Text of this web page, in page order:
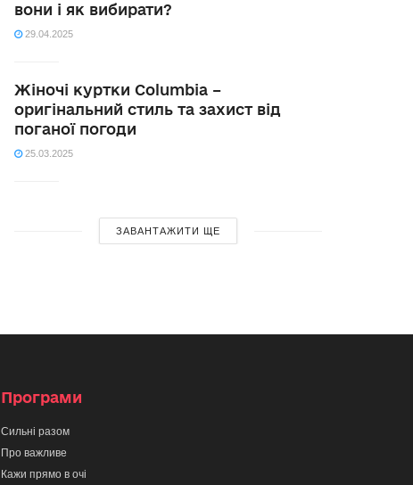
вони і як вибирати?
29.04.2025
Жіночі куртки Columbia –
оригінальний стиль та захист від
поганої погоди
25.03.2025
ЗАВАНТАЖИТИ ЩЕ
Програми
Сильні разом
Про важливе
Кажи прямо в очі